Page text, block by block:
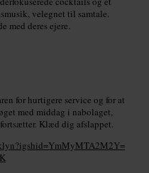
velegnet til samtale.
med deres ejere.
for hurtigere service og for at
med middag i nabolaget,
Klæd dig afslappet.